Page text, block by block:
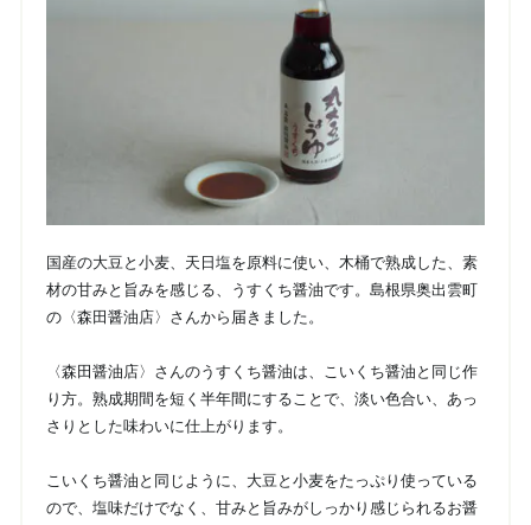
国産の大豆と小麦、天日塩を原料に使い、木桶で熟成した、素
材の甘みと旨みを感じる、うすくち醤油です。島根県奥出雲町
の〈森田醤油店〉さんから届きました。
〈森田醤油店〉さんのうすくち醤油は、こいくち醤油と同じ作
り方。熟成期間を短く半年間にすることで、淡い色合い、あっ
さりとした味わいに仕上がります。
こいくち醤油と同じように、大豆と小麦をたっぷり使っている
ので、塩味だけでなく、甘みと旨みがしっかり感じられるお醤